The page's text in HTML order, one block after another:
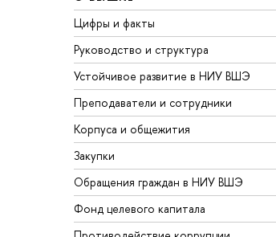
Цифры и факты
Руководство и структура
Устойчивое развитие в НИУ ВШЭ
Преподаватели и сотрудники
Корпуса и общежития
Закупки
Обращения граждан в НИУ ВШЭ
Фонд целевого капитала